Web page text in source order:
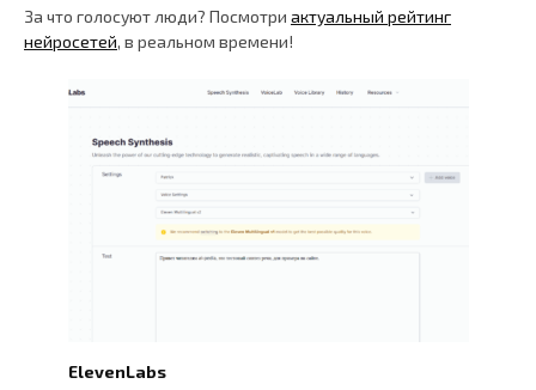
За что голосуют люди? Посмотри актуальный рейтинг
нейросетей, в реальном времени!
ElevenLabs